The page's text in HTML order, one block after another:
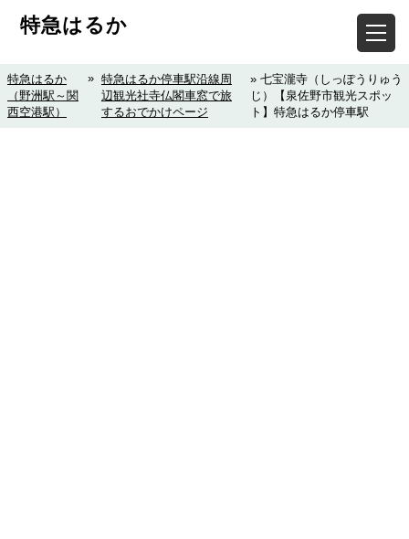
特急はるか
特急はるか
（野洲駅～関
西空港駅）
» 特急はるか停車駅沿線周
辺観光社寺仏閣車窓で旅
するおでかけページ
» 七宝瀧寺（しっぽうりゅう
じ）【泉佐野市観光スポッ
ト】特急はるか停車駅